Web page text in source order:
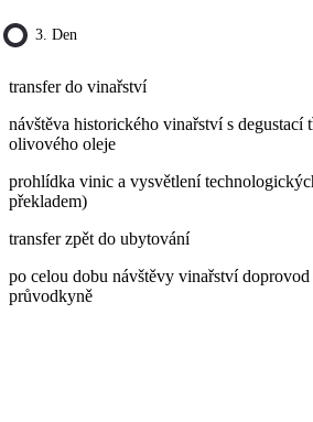
3. Den
transfer do vinařství
návštěva historického vinařství s degustací
olivového oleje
prohlídka vinic a vysvětlení
překladem)
transfer zpět do ubytování
po celou dobu návštěvy vinařství doprovod
průvodkyně